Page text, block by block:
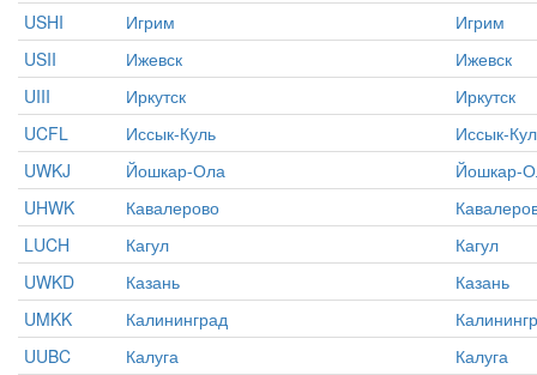
USHI
Игрим
Игрим
USII
Ижевск
Ижевск
UIII
Иркутск
Иркутск
UCFL
Иссык-Куль
Иссык-
UWKJ
Йошкар-Ола
Йошкар-
UHWK
Кавалерово
LUCH
Кагул
Кагул
UWKD
Казань
Казань
UMKK
Калининград
UUBC
Калуга
Калуга